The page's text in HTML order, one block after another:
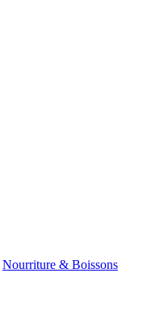
Nourriture & Boissons